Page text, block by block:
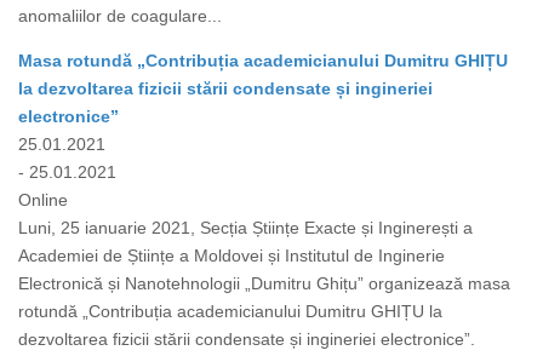
anomaliilor de coagulare...
Masa rotundă „Contribuția academicianului Dumitru GHIȚU
la dezvoltarea fizicii stării condensate și ingineriei
electronice”
25.01.2021
- 25.01.2021
Online
Luni, 25 ianuarie 2021, Secția Științe Exacte și Inginerești a
Academiei de Științe a Moldovei și Institutul de Inginerie
Electronică și Nanotehnologii „Dumitru Ghițu” organizează masa
rotundă „Contribuția academicianului Dumitru GHIȚU la
dezvoltarea fizicii stării condensate și ingineriei electronice”.